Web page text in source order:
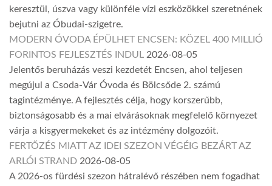
keresztül, úszva vagy különféle vízi eszközökkel szeretnének
bejutni az Óbudai-szigetre.
MODERN ÓVODA ÉPÜLHET ENCSEN: KÖZEL 400 MILLIÓ
FORINTOS FEJLESZTÉS INDUL 2026-08-05
Jelentős beruházás veszi kezdetét Encsen, ahol teljesen
megújul a Csoda-Vár Óvoda és Bölcsőde 2. számú
tagintézménye. A fejlesztés célja, hogy korszerűbb,
biztonságosabb és a mai elvárásoknak megfelelő környezet
várja a kisgyermekeket és az intézmény dolgozóit.
FERTŐZÉS MIATT AZ IDEI SZEZON VÉGÉIG BEZÁRT AZ
ARLÓI STRAND 2026-08-05
A 2026-os fürdési szezon hátralévő részében nem fogadhat